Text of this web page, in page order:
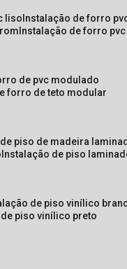
liso instalação de forro
instalação de forro
de pvc modulado
forro de teto modular
piso de madeira
instalação de piso
de piso vinílico
de piso vinílico preto